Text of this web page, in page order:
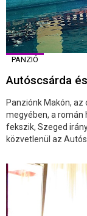
PANZIÓ
Autóscsárda
Panziónk Makón,
megyében, a román
fekszik, Szeged
közvetlenül az